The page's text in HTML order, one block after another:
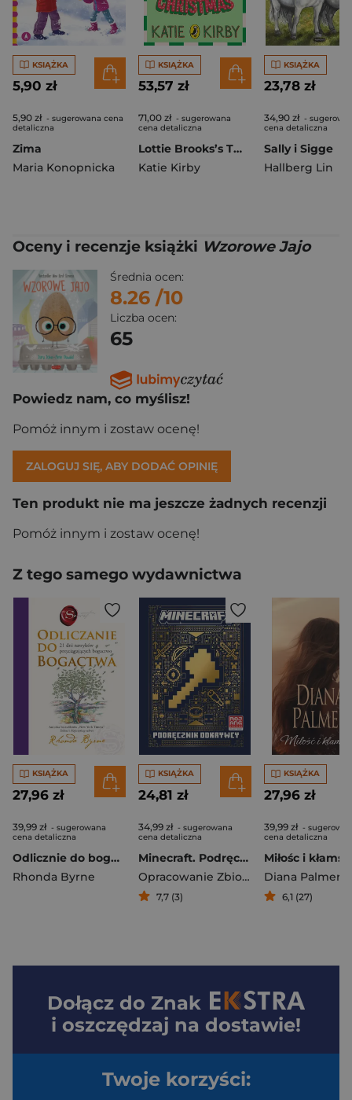
KSIĄŻKA
5,90 zł
5,90 zł - sugerowana cena
detaliczna
Zima
Maria Konopnicka
KSIĄŻKA
53,57 zł
71,00 zł - sugerowana
cena detaliczna
Lottie Brooks’s Twelve Disasters of Christmas
Katie Kirby
KSIĄŻKA
23,78 zł
34,90 zł -
cena detaliczna
Sally i Sigge
Hallberg Lin
Oceny i recenzje książki Wzorowe Jajo
Średnia ocen:
8.26 /10
Liczba ocen:
65
Powiedz nam, co myślisz!
Pomóż innym i zostaw ocenę!
ZALOGUJ SIĘ, ABY DODAĆ OPINIĘ
Ten produkt nie ma jeszcze żadnych recenzji
Pomóż innym i zostaw ocenę!
Z tego samego wydawnictwa
KSIĄŻKA
27,96 zł
39,99 zł - sugerowana
cena detaliczna
Odlicznie do bogactwa. 21 dni nawyków przyciągających bogactwo
Rhonda Byrne
KSIĄŻKA
24,81 zł
34,99 zł - sugerowana
cena detaliczna
Minecraft. Podręcznik odkrywcy
Opracowanie Zbiorowe
7,7 (3)
KSIĄŻKA
27,96 zł
39,99 zł -
cena detaliczna
Miłośc i
Diana Palmer
6,1 (27)
Dołącz do Znak
i oszczędzaj na dostawie!
Twoje korzyści: